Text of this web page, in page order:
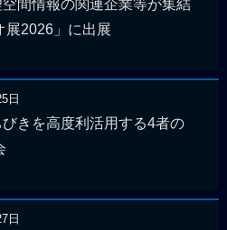
空間情報の関連企業等が集結
展2026」に出展
日
びきを高度利活用する4者の
日